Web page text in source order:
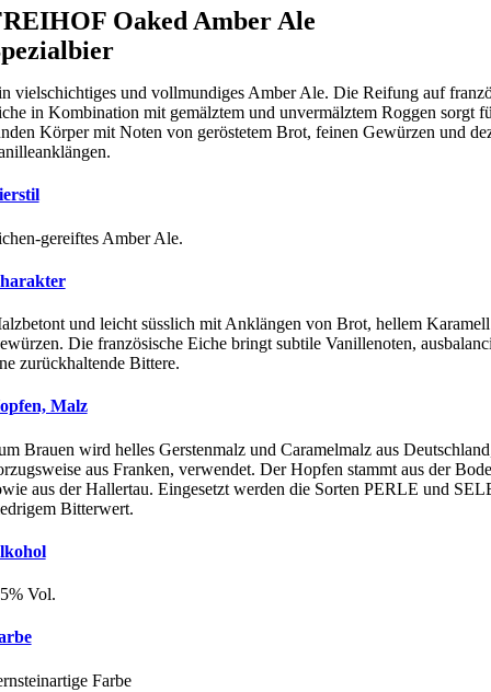
Oaked Amber Ale
vielschichtiges und vollmundiges Amber Ale. Die Reifung auf
in Kombination mit gemälztem und unvermälztem Roggen sorgt
Körper mit Noten von geröstetem Brot, feinen Gewürzen und
gereiftes Amber Ale.
und leicht süsslich mit Anklängen von Brot, hellem
Die französische Eiche bringt subtile Vanillenoten,
zurückhaltende Bittere.
Malz
Brauen wird helles Gerstenmalz und Caramelmalz aus
aus Franken, verwendet. Der Hopfen stammt aus der
aus der Hallertau. Eingesetzt werden die Sorten PERLE und
Bitterwert.
Vol.
Farbe